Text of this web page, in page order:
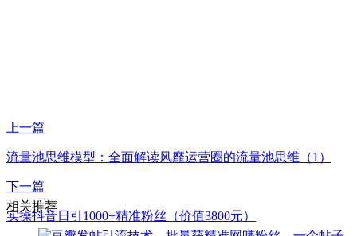
上一篇
流量池思维模型：全面解读风靡运营圈的流量池思维（1）
下一篇
实操抖音日引1000+精准粉丝（价值3800元）
相关推荐